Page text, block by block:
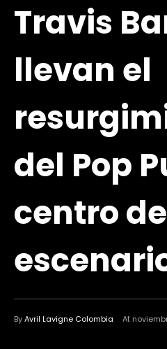
Travis
llevan el
del Pop
centro
ByAvril Lavigne Colombia At